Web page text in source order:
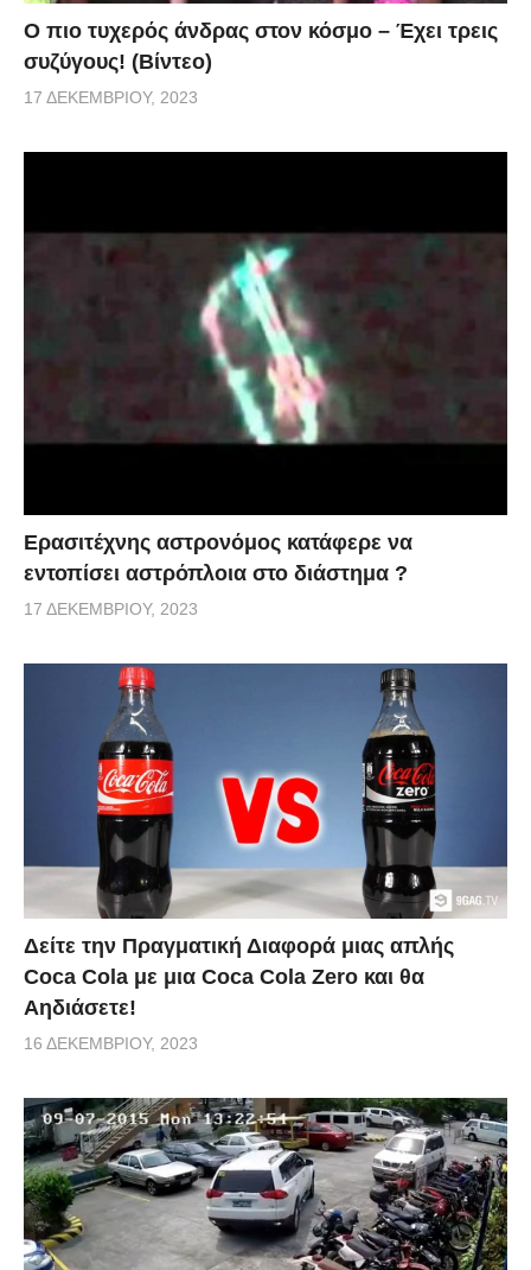
Ο πιο τυχερός άνδρας στον κόσμο – Έχει τρεις
συζύγους! (Βίντεο)
17 ΔΕΚΕΜΒΡΊΟΥ, 2023
Ερασιτέχνης αστρονόμος κατάφερε να
εντοπίσει αστρόπλοια στο διάστημα ?
17 ΔΕΚΕΜΒΡΊΟΥ, 2023
Δείτε την Πραγματική Διαφορά μιας απλής
Coca Cola με μια Coca Cola Zero και θα
Αηδιάσετε!
16 ΔΕΚΕΜΒΡΊΟΥ, 2023